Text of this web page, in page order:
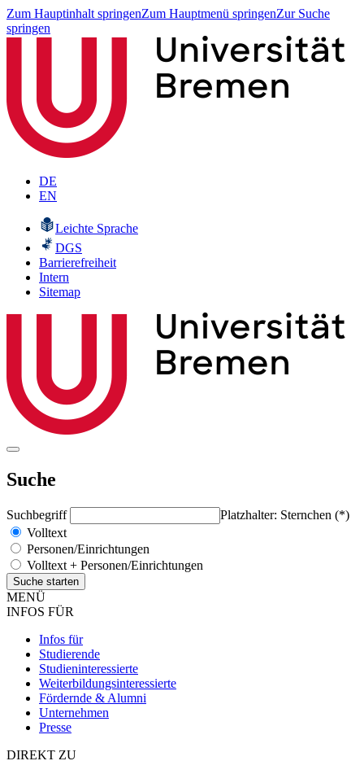
Zum Hauptinhalt springenZum Hauptmenü springenZur Suche
springen
DE
EN
Leichte Sprache
DGS
Barrierefreiheit
Intern
Sitemap
Suche
Suchbegriff
Platzhalter: Sternchen (*)
Volltext
Personen/Einrichtungen
Volltext + Personen/Einrichtungen
MENÜ
INFOS FÜR
Infos für
Studierende
Studieninteressierte
Weiterbildungsinteressierte
Fördernde & Alumni
Unternehmen
Presse
DIREKT ZU